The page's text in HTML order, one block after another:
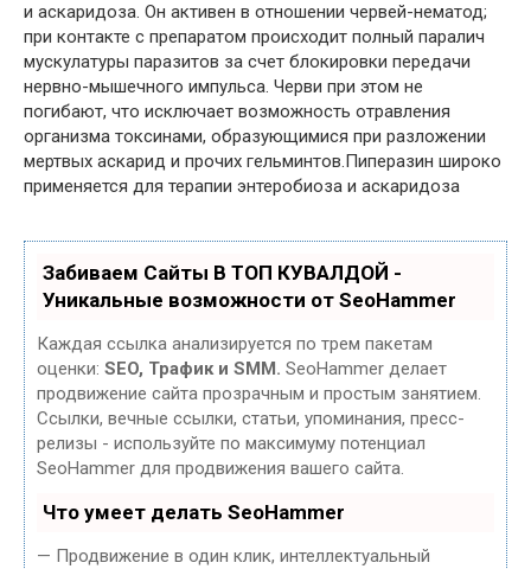
и аскаридоза. Он активен в отношении червей-нематод;
при контакте с препаратом происходит полный паралич
мускулатуры паразитов за счет блокировки передачи
нервно-мышечного импульса. Черви при этом не
погибают, что исключает возможность отравления
организма токсинами, образующимися при разложении
мертвых аскарид и прочих гельминтов.Пиперазин широко
применяется для терапии энтеробиоза и аскаридоза
Забиваем Сайты В ТОП КУВАЛДОЙ -
Уникальные возможности от SeoHammer
Каждая ссылка анализируется по трем пакетам
оценки: SEO, Трафик и SMM. SeoHammer делает
продвижение сайта прозрачным и простым занятием.
Ссылки, вечные ссылки, статьи, упоминания, пресс-
релизы - используйте по максимуму потенциал
SeoHammer для продвижения вашего сайта.
Что умеет делать SeoHammer
— Продвижение в один клик, интеллектуальный